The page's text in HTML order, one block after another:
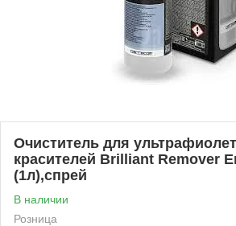
Очиститель для
красителей Brilliant Remover
(1л),спрей
В наличии
Розница